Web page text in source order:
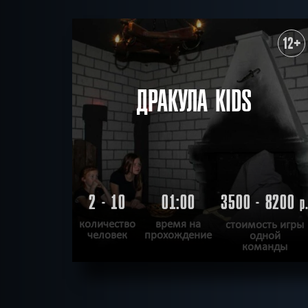
12+
ДРАКУЛА KIDS
2 - 10
количество
человек
01:00
время на
прохождение
3500 - 8200р.
стоимость игры
одной
команды